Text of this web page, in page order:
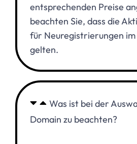
entsprechenden Preise
beachten Sie, dass die
für Neuregistrierungen
gelten.
Was ist bei der
Domain zu beachten?